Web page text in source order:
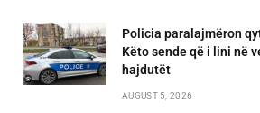
Policia paralajmëron
Këto sende që i lini në
hajdutët
AUGUST 5, 2026